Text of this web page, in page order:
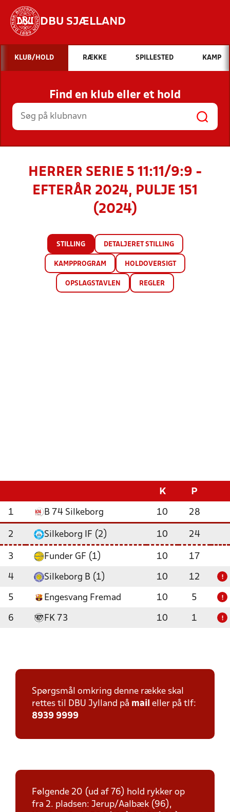
DBU SJÆLLAND
Hvad vil du søge efter?
INDHOLD OG NYHEDER
STILLINGER, RESULTATER, KLUBBER OG
HOLD
KLUB/HOLD RÆKKE SPILLESTED KAMP
Find en klub eller et hold
HERRER SERIE 5 11:11/9:9 -
EFTERÅR 2024, PULJE 151
(2024)
STILLING DETALJERET STILLING
KAMPPROGRAM HOLDOVERSIGT
OPSLAGSTAVLEN REGLER
K P
1 B 74 Silkeborg 10 28
2 Silkeborg IF (2) 10 24
3 Funder GF (1) 10 17
4 Silkeborg B (1) 10 12 !
5 Engesvang Fremad 10 5 !
6 FK 73 10 1 !
Spørgsmål omkring denne række skal
rettes til DBU Jylland på mail eller på tlf:
8939 9999
Følgende 20 (ud af 76) hold rykker op
fra 2. pladsen: Jerup/Aalbæk (96),